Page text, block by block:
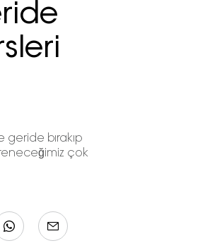
geride bırakıp
çok